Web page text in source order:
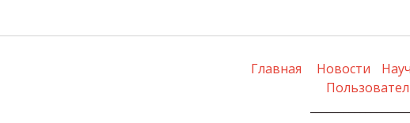
Главная Новости